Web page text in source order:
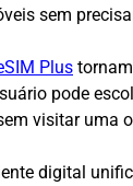
sem
Plus
pode
visitar uma
digital